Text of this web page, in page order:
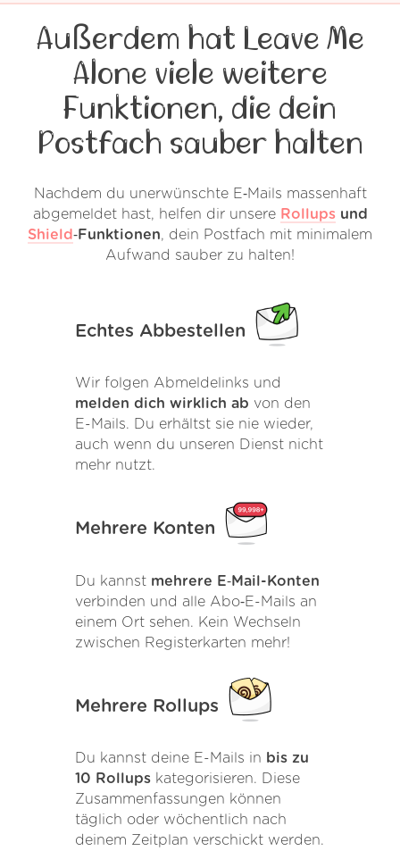
Außerdem hat Leave Me
Alone viele weitere
Funktionen, die dein
Postfach sauber halten
Nachdem du unerwünschte E‑Mails massenhaft
abgemeldet hast, helfen dir unsere Rollupsund
Shield‑Funktionen, dein Postfach mit minimalem
Aufwand sauber zu halten!
Echtes Abbestellen
Wir folgen Abmeldelinks und
melden dich wirklich ab von den
E-Mails. Du erhältst sie nie wieder,
auch wenn du unseren Dienst nicht
mehr nutzt.
Mehrere Konten
Du kannst mehrere E‑Mail-Konten
verbinden und alle Abo‑E-Mails an
einem Ort sehen. Kein Wechseln
zwischen Registerkarten mehr!
Mehrere Rollups
Du kannst deine E-Mails in bis zu
10 Rollups kategorisieren. Diese
Zusammenfassungen können
täglich oder wöchentlich nach
deinem Zeitplan verschickt werden.